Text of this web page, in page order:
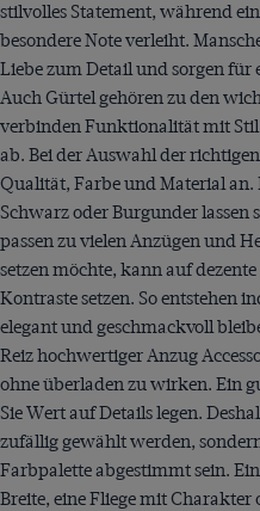
stilvolles Statement, während
besondere Note verleiht.
Liebe zum Detail und sorgen
Auch Gürtel gehören zu den
verbinden Funktionalität mit
ab. Bei der Auswahl der
Qualität, Farbe und Material an.
Schwarz oder Burgunder
passen zu vielen Anzügen und
setzen möchte, kann auf
Kontraste setzen. So entstehen
elegant und geschmackvoll
Reiz hochwertiger Anzug
ohne überladen zu wirken. Ein
Sie Wert auf Details legen.
zufällig gewählt werden,
Farbpalette abgestimmt sein.
Breite, eine Fliege mit